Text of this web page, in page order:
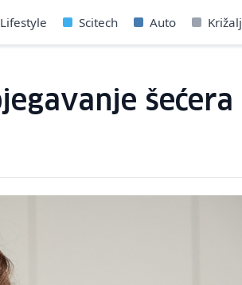
Lifestyle Scitech Auto